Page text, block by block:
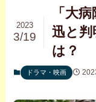
「大
迅と判
は？
2023
3/19
ドラマ・映画